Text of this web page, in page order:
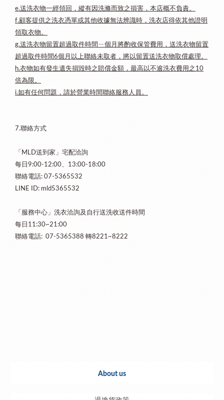
e.送洗衣物一經領回，縱有因洗滌而致之損害，本店概不負責。
f.顧客提供之洗衣憑單或其他收據無法辨識時，洗衣店得依其他證明
領取衣物。
g.送洗衣物留置超過取件時間ㄧ個月將酌收保管費用，送洗衣物留置
超過取件時間6個月以上聯絡未取者，將以留置送洗衣物取償處理。
h.衣物如有發生遺失損毀時之賠償金額，最高以不逾洗衣費用之10
倍為限。
i.如有任何問題，請於營業時間聯絡服務人員。
7.聯絡方式
「MLD送到家」宅配洽詢
每日9:00-12:00、13:00-18:00
聯絡電話: 07-5365532
LINE ID: mld5365532
「服務中心」洗衣洽詢及自行送洗收送件時間
每日11:30~21:00
聯絡電話: 07-5365388 轉8221~8222
About us